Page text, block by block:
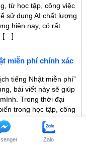
từ học tập, công việc
sử dụng AI chất lượng
hiện nay, có rất
[…]
miễn phí chính xác
tiếng Nhật miễn phí”
bài viết này sẽ giúp
Trong thời đại
trong học tập, công
tâm dịch thuật
Zalo